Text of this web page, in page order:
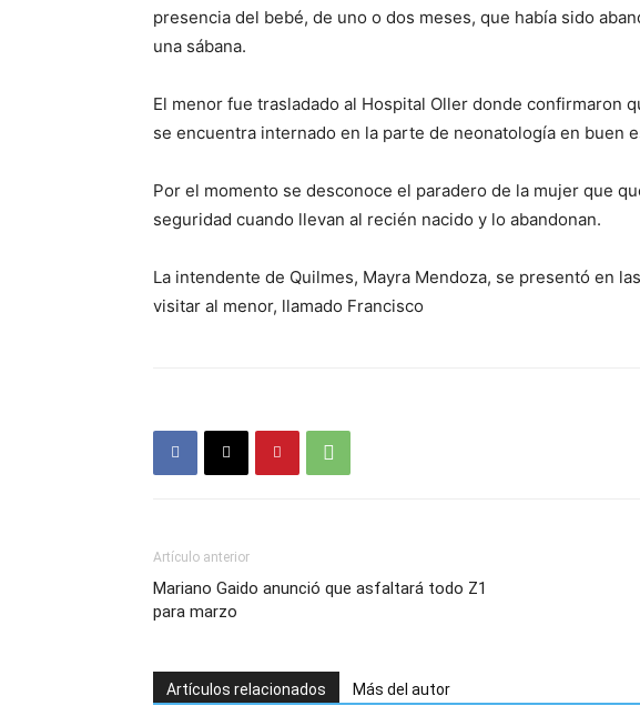
presencia del bebé, de uno o dos meses, que había sido
una sábana.
El menor fue trasladado al Hospital Oller donde confirmaron
se encuentra internado en la parte de neonatología en buen
Por el momento se desconoce el paradero de la mujer que
seguridad cuando llevan al recién nacido y lo abandonan.
La intendente de Quilmes, Mayra Mendoza, se presentó en
visitar al menor, llamado Francisco
Artículo anterior
Mariano Gaido anunció que asfaltará todo Z1
para marzo
Artículos relacionados Más del autor